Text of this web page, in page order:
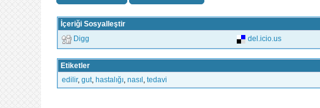
İçeriği Sosyalleştir
Digg del.icio.us
Etiketler
edilir, gut, hastalığı, nasıl tedavi